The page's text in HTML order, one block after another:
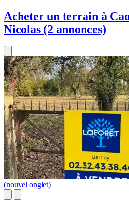
Acheter un terrain à
Nicolas (2 annonces)
(nouvel onglet)